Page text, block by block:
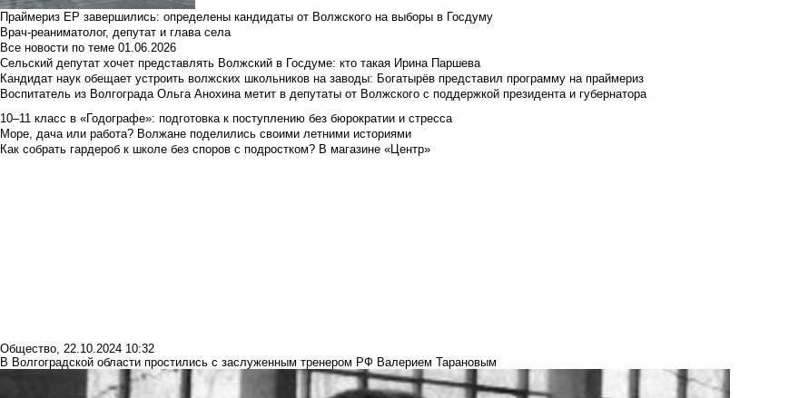
Праймериз ЕР завершились: определены кандидаты от Волжского на выборы в Госдуму
Врач-реаниматолог, депутат и глава села
Все новости по теме 01.06.2026
Сельский депутат хочет представлять Волжский в Госдуме: кто такая Ирина Паршева
Кандидат наук обещает устроить волжских школьников на заводы: Богатырёв представил программу на праймериз
Воспитатель из Волгограда Ольга Анохина метит в депутаты от Волжского с поддержкой президента и губернатора
10–11 класс в «Годографе»: подготовка к поступлению без бюрократии и стресса
Море, дача или работа? Волжане поделились своими летними историями
Как собрать гардероб к школе без споров с подростком? В магазине «Центр»
Общество, 22.10.2024 10:32
В Волгоградской области простились с заслуженным тренером РФ Валерием Тарановым